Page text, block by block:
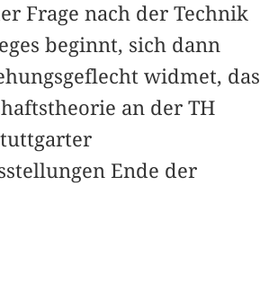
Frage nach der Technik
beginnt, sich dann
widmet, das
an der TH
Ende der